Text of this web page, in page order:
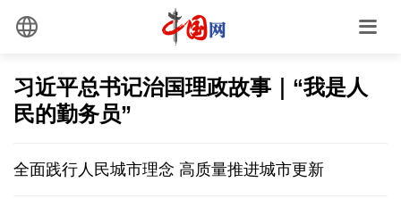
习近平总书记治国理政故事｜“我是人
民的勤务员”
全面践行人民城市理念 高质量推进城市更新